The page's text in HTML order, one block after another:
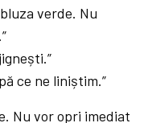
verde. Nu
ce ne liniștim.”
Nu vor opri imediat